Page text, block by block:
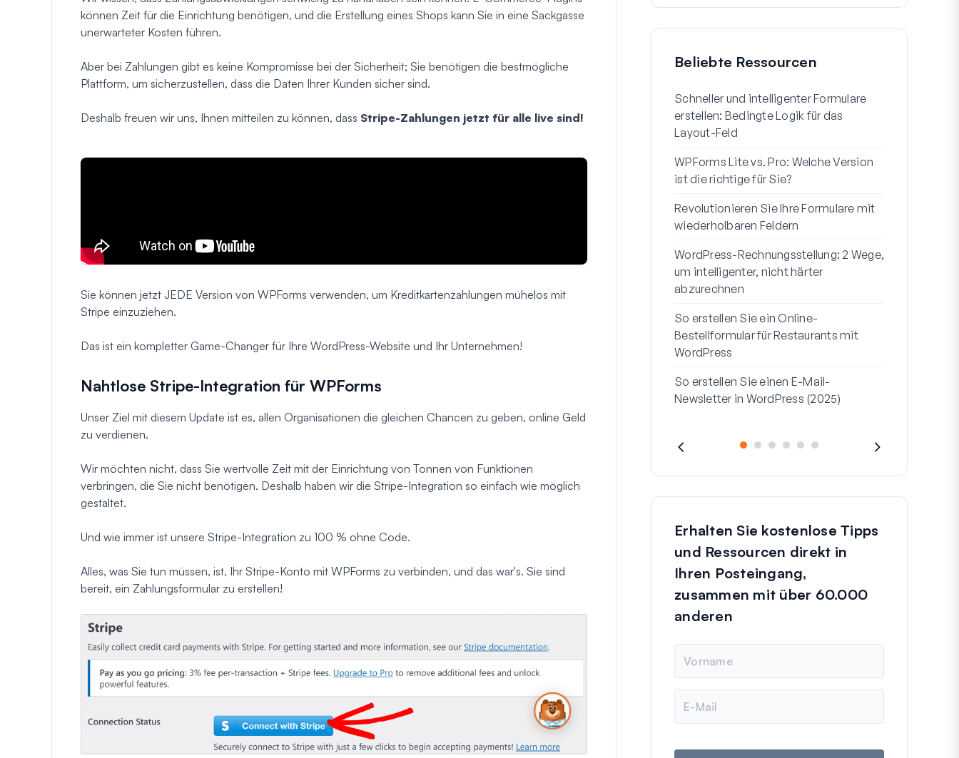
können Zeit für die Einrichtung benötigen, und die Erstellung eines Shops kann Sie in eine Sackgasse
unerwarteter Kosten führen.
Aber bei Zahlungen gibt es keine Kompromisse bei der Sicherheit; Sie benötigen die bestmögliche
Plattform, um sicherzustellen, dass die Daten Ihrer Kunden sicher sind.
Deshalb freuen wir uns, Ihnen mitteilen zu können, dass Stripe-Zahlungen jetzt für alle live sind!
Sie können jetzt JEDE Version von WPForms verwenden, um Kreditkartenzahlungen mühelos mit
Stripe einzuziehen.
Das ist ein kompletter Game-Changer für Ihre WordPress-Website und Ihr Unternehmen!
Nahtlose Stripe-Integration für WPForms
Unser Ziel mit diesem Update ist es, allen Organisationen die gleichen Chancen zu geben, online Geld
zu verdienen.
Wir möchten nicht, dass Sie wertvolle Zeit mit der Einrichtung von Tonnen von Funktionen
verbringen, die Sie nicht benötigen. Deshalb haben wir die Stripe-Integration so einfach wie möglich
gestaltet.
Und wie immer ist unsere Stripe-Integration zu 100 % ohne Code.
Alles, was Sie tun müssen, ist, Ihr Stripe-Konto mit WPForms zu verbinden, und das war's. Sie sind
bereit, ein Zahlungsformular zu erstellen!
Beliebte Ressourcen
Schneller und intelligenter Formulare
erstellen: Bedingte Logik für das
Layout-Feld
WPForms Lite vs. Pro: Welche Version
ist die richtige für Sie?
Revolutionieren Sie Ihre Formulare mit
wiederholbaren Feldern
WordPress-Rechnungsstellung: 2 Wege,
um intelligenter, nicht härter
abzurechnen
So erstellen Sie ein Online-
Bestellformular für Restaurants mit
WordPress
So erstellen Sie einen E-Mail-
Newsletter in WordPress (2025)
Erhalten Sie kostenlose Tipps
und Ressourcen direkt in
Ihren Posteingang,
zusammen mit über 60.000
anderen
m
e
M
i